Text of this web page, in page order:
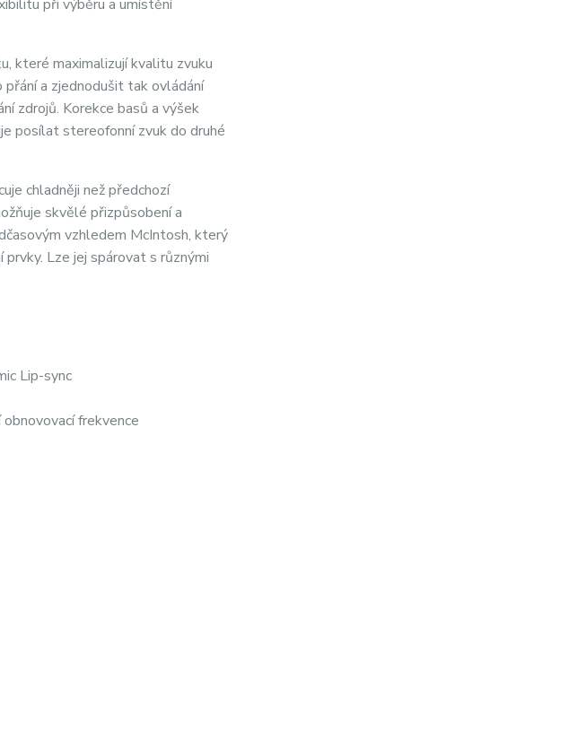
při výběru a umístění
které maximalizují kvalitu zvuku
a zjednodušit tak ovládání
zdrojů. Korekce basů a výšek
posílat stereofonní zvuk do druhé
chladněji než předchozí
skvělé přizpůsobení a
vzhledem McIntosh, který
Lze jej spárovat s různými
Lip-sync
frekvence